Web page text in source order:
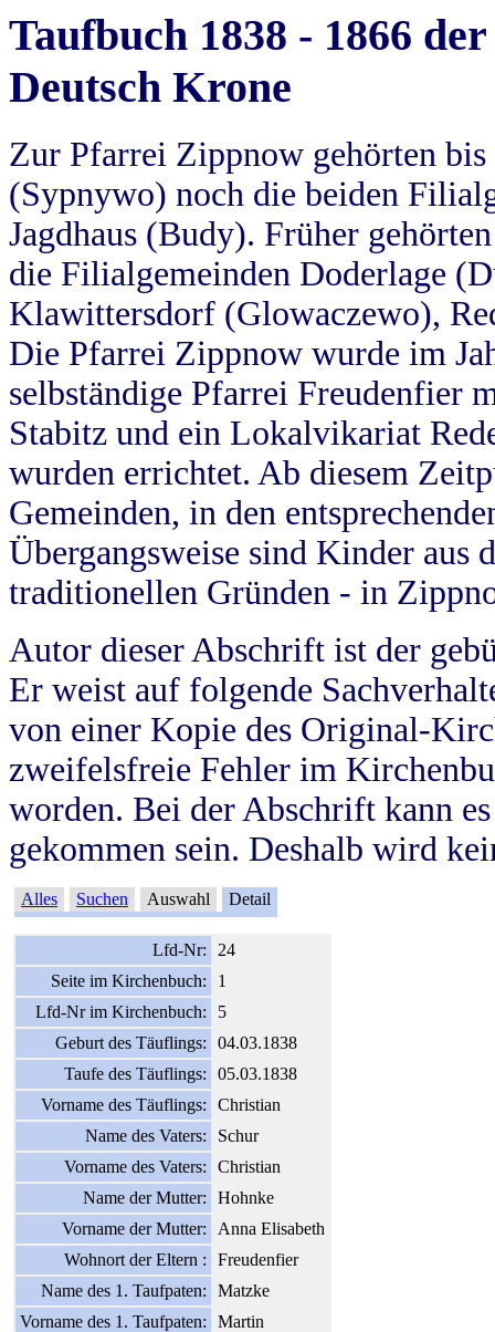
Taufbuch 1838 - 1866
Deutsch Krone
Zur Pfarrei Zippnow gehörten
(Sypnywo) noch die beiden
Jagdhaus (Budy). Früher
die Filialgemeinden Doderlage
Klawittersdorf (Glowaczewo),
Die Pfarrei Zippnow wurde im
selbständige Pfarrei Freudenfier
Stabitz und ein Lokalvikariat
wurden errichtet. Ab diesem
Gemeinden, in den
Übergangsweise sind Kinder aus
traditionellen Gründen - in
Autor dieser Abschrift ist der
Er weist auf folgende
von einer Kopie des Original-
zweifelsfreie Fehler im
worden. Bei der Abschrift kann
gekommen sein. Deshalb wird
Alles Suchen Auswahl Detail
Lfd-Nr:
24
Seite im Kirchenbuch:
1
Lfd-Nr im Kirchenbuch:
5
Geburt des Täuflings:
04.03.1838
Taufe des Täuflings:
05.03.1838
Vorname des Täuflings:
Christian
Name des Vaters:
Schur
Vorname des Vaters:
Christian
Name der Mutter:
Hohnke
Vorname der Mutter:
Anna Elisabeth
Wohnort der Eltern :
Freudenfier
Name des 1. Taufpaten:
Matzke
Vorname des 1. Taufpaten:
Martin